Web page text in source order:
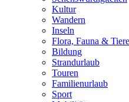
Kultur
Wandern
Inseln
Flora, Fauna & Tiere
Bildung
Strandurlaub
Touren
Familienurlaub
Sport